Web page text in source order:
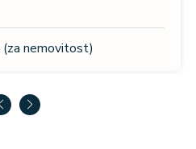
(za nemovitost)